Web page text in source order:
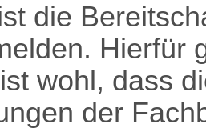
die
Hierfür
wohl, dass
der